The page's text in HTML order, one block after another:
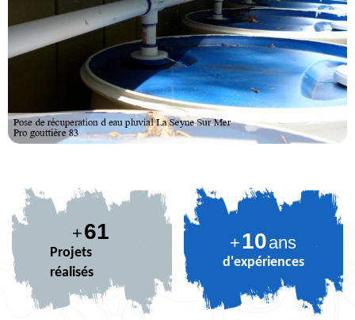
+74
Projets
réalisés
+10ans
d'expériences